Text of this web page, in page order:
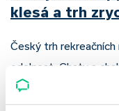
klesá a trh
Český trh
odolnost. Chaty a
2 roky zdražily o
a prodejní tempo…